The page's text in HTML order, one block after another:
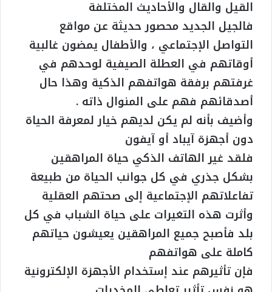
القيل والقال والأحاديث المختلفة
فالجيل الجديد محصور حديثة عن مواقع
التواصل الإجتماعي ، والأطفال يمضون غالبية
أوقاتهم في العطلة الصيفية لوحدهم في
غرفتهم برفقة هواتفهم الذكية وهذا حال
أصدقائهم فهم على المنوال ذاته .
وأضيف بأنه لم يكن لديهم خيار لمعرفة الحياة
دون أجهزة آيباد أو آيفون
فلقد غير الهاتف الذكي حياة المراهقين
بشكل جذري في كل جوانب الحياة من طبيعة
تفاعلاتهم الإجتماعية إلى صحتهم العقلية
وأثرت هذه التغيرات على حياة الشباب في كل
بلد فأصبح جميع المراهقين يعيشون حياتهم
كاملة على هواتفهم
فإن تأثيرهم عند إستخدام الأجهزة الإلكترونية